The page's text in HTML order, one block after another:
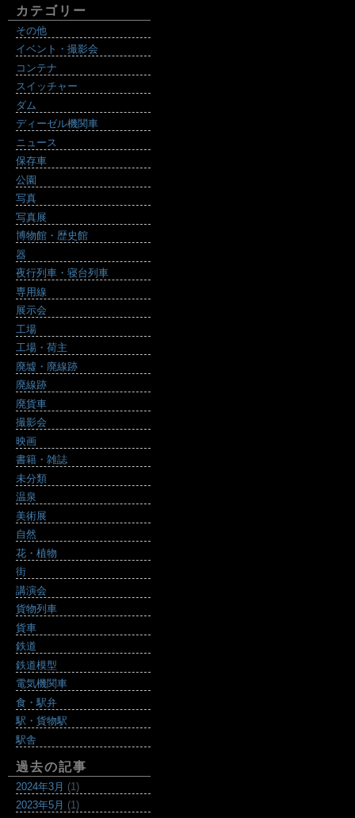
カテゴリー
その他
イベント・撮影会
コンテナ
スイッチャー
ダム
ディーゼル機関車
ニュース
保存車
公園
写真
写真展
博物館・歴史館
器
夜行列車・寝台列車
専用線
展示会
工場
工場・荷主
廃墟・廃線跡
廃線跡
廃貨車
撮影会
映画
書籍・雑誌
未分類
温泉
美術展
自然
花・植物
街
講演会
貨物列車
貨車
鉄道
鉄道模型
電気機関車
食・駅弁
駅・貨物駅
駅舎
過去の記事
2024年3月 (1)
2023年5月 (1)